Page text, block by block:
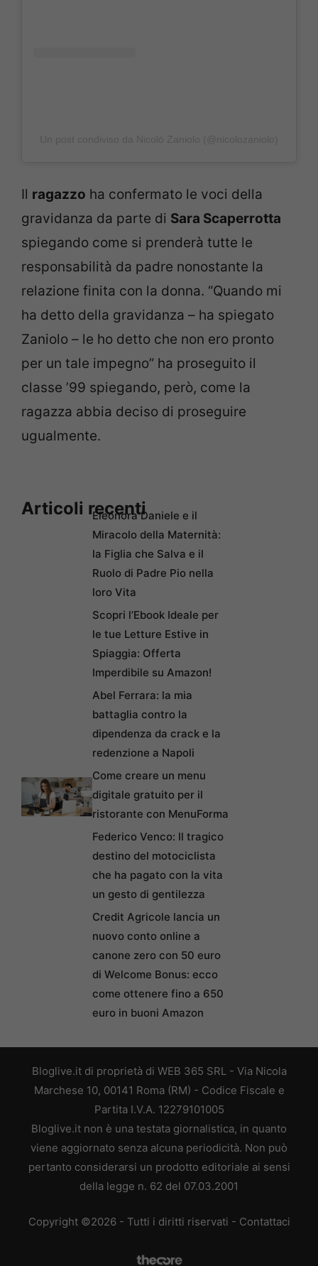
Il ragazzo ha confermato le voci della
gravidanza da parte di Sara Scaperrotta
spiegando come si prenderà tutte le
responsabilità da padre nonostante la
relazione finita con la donna. “Quando mi
ha detto della gravidanza – ha spiegato
Zaniolo – le ho detto che non ero pronto
per un tale impegno” ha proseguito il
classe ’99 spiegando, però, come la
ragazza abbia deciso di proseguire
ugualmente.
Articoli recentiEleonora Daniele e il
Miracolo della Maternità:
la Figlia che Salva e il
Ruolo di Padre Pio nella
loro Vita
Scopri l’Ebook Ideale per
le tue Letture Estive in
Spiaggia: Offerta
Imperdibile su Amazon!
Abel Ferrara: la mia
battaglia contro la
dipendenza da crack e la
redenzione a Napoli
Come creare un menu
digitale gratuito per il
ristorante con MenuForma
Federico Venco: Il tragico
destino del motociclista
che ha pagato con la vita
un gesto di gentilezza
Credit Agricole lancia un
nuovo conto online a
canone zero con 50 euro
di Welcome Bonus: ecco
come ottenere fino a 650
euro in buoni Amazon
Bloglive.it di proprietà di WEB 365 SRL - Via Nicola
Marchese 10, 00141 Roma (RM) - Codice Fiscale e
Partita I.V.A. 12279101005
Bloglive.it non è una testata giornalistica, in quanto
viene aggiornato senza alcuna periodicità. Non può
pertanto considerarsi un prodotto editoriale ai sensi
della legge n. 62 del 07.03.2001
Copyright ©2026 - Tutti i diritti riservati - Contattaci